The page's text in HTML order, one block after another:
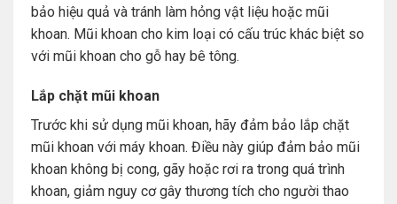
bảo hiệu quả và tránh làm hỏng vật liệu hoặc mũi
khoan. Mũi khoan cho kim loại có cấu trúc khác biệt so
với mũi khoan cho gỗ hay bê tông.
Lắp chặt mũi khoan
Trước khi sử dụng mũi khoan, hãy đảm bảo lắp chặt
mũi khoan với máy khoan. Điều này giúp đảm bảo mũi
khoan không bị cong, gãy hoặc rơi ra trong quá trình
khoan, giảm nguy cơ gây thương tích cho người thao